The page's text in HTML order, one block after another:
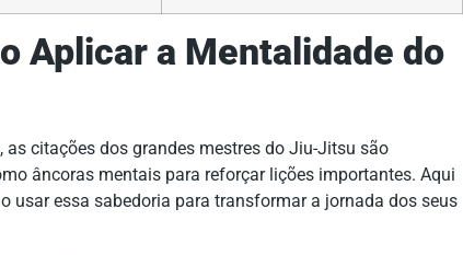
Aplicar a Mentalidade do
, as citações dos grandes mestres do Jiu-Jitsu são
âncoras mentais para reforçar lições importantes. Aqui
usar essa sabedoria para transformar a jornada dos seus